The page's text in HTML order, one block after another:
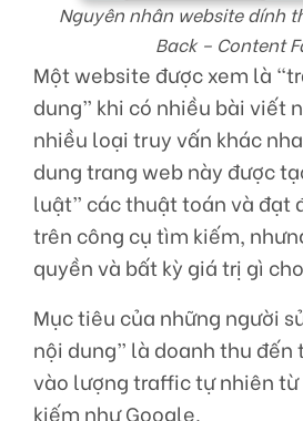
Nguyên nhân website dính
Back – Content
Một website được xem là
dung” khi có nhiều bài viết
nhiều loại truy vấn khác
dung trang web này được
luật” các thuật toán và đạt
trên công cụ tìm kiếm,
quyền và bất kỳ giá trị gì
Mục tiêu của những người
nội dung” là doanh thu đến
vào lượng traffic tự nhiên
kiếm như Google.